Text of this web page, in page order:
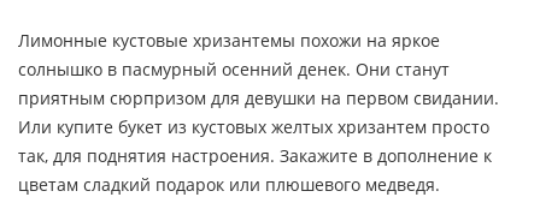
Лимонные кустовые хризантемы похожи на яркое
солнышко в пасмурный осенний денек. Они станут
приятным сюрпризом для девушки на первом свидании.
Или купите букет из кустовых желтых хризантем просто
так, для поднятия настроения. Закажите в дополнение к
цветам сладкий подарок или плюшевого медведя.